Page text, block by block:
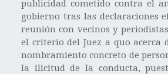
publicidad cometido contra el
gobierno tras las declaraciones
reunión con vecinos y
el criterio del Juez a quo acerca
nombramiento concreto de
la ilicitud de la conducta,